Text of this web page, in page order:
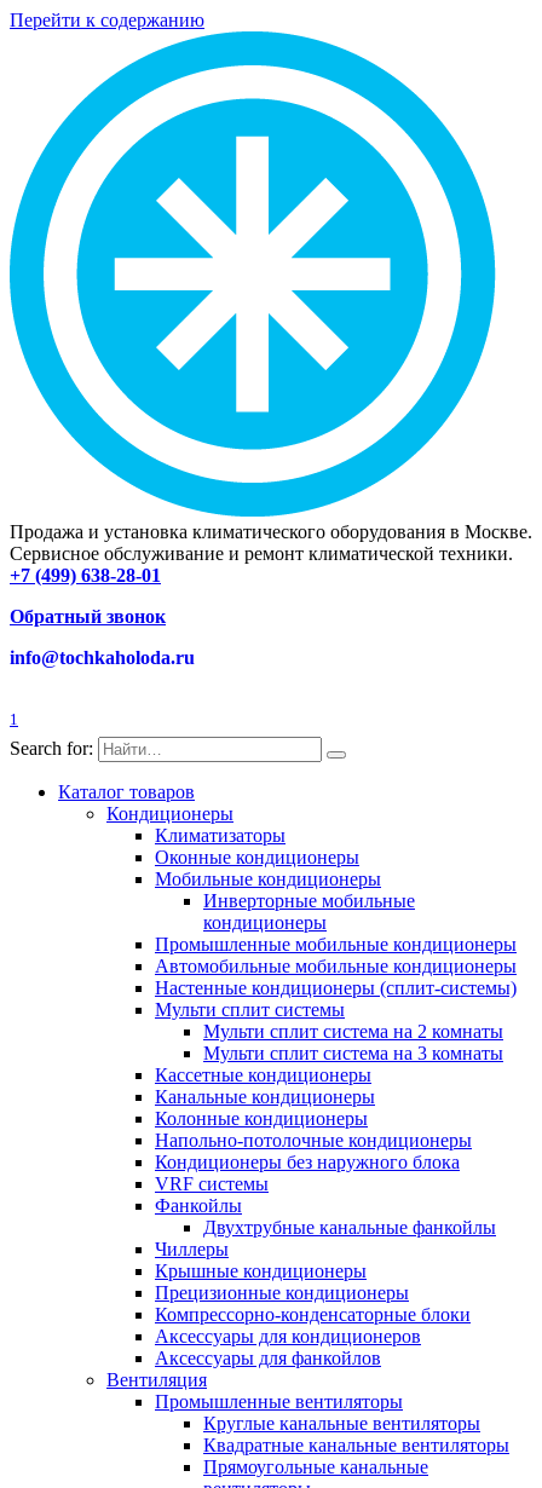
Перейти к содержанию
Продажа и установка климатического оборудования в Москве.
Сервисное обслуживание и ремонт климатической техники.
+7 (499) 638-28-01
Обратный звонок
info@tochkaholoda.ru
1
Search for:
Каталог товаров
Кондиционеры
Климатизаторы
Оконные кондиционеры
Мобильные кондиционеры
Инверторные мобильные
кондиционеры
Промышленные мобильные кондиционеры
Автомобильные мобильные кондиционеры
Настенные кондиционеры (сплит-системы)
Мульти сплит системы
Мульти сплит система на 2 комнаты
Мульти сплит система на 3 комнаты
Кассетные кондиционеры
Канальные кондиционеры
Колонные кондиционеры
Напольно-потолочные кондиционеры
Кондиционеры без наружного блока
VRF системы
Фанкойлы
Двухтрубные канальные фанкойлы
Чиллеры
Крышные кондиционеры
Прецизионные кондиционеры
Компрессорно-конденсаторные блоки
Аксессуары для кондиционеров
Аксессуары для фанкойлов
Вентиляция
Промышленные вентиляторы
Круглые канальные вентиляторы
Квадратные канальные вентиляторы
Прямоугольные канальные